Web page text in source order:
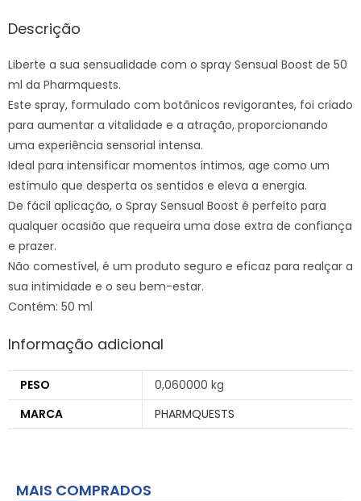
Descrição
Liberte a sua sensualidade com o spray Sensual Boost de 50
ml da Pharmquests.
Este spray, formulado com botânicos revigorantes, foi criado
para aumentar a vitalidade e a atração, proporcionando
uma experiência sensorial intensa.
Ideal para intensificar momentos íntimos, age como um
estímulo que desperta os sentidos e eleva a energia.
De fácil aplicação, o Spray Sensual Boost é perfeito para
qualquer ocasião que requeira uma dose extra de confiança
e prazer.
Não comestível, é um produto seguro e eficaz para realçar a
sua intimidade e o seu bem-estar.
Contém: 50 ml
Informação adicional
PESO
0,060000 kg
MARCA
PHARMQUESTS
MAIS COMPRADOS